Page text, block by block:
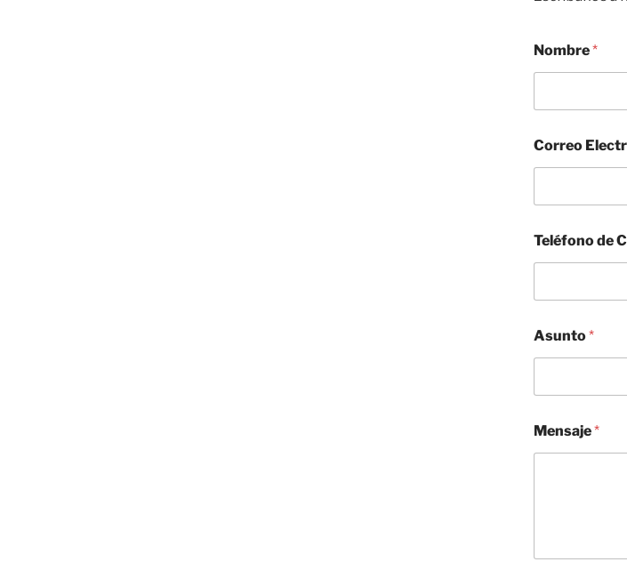
Nombre*
Correo
e
t
ó
n
i
o
*
Teléfono de
Asunto*
Mensaje*